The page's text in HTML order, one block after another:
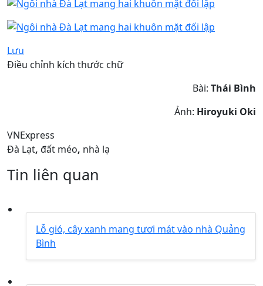
Lưu
Điều chỉnh kích thước chữ
Bài: Thái Bình
Ảnh: Hiroyuki Oki
VNExpress
Đà Lạt, đất méo, nhà lạ
Tin liên quan
Lỗ gió, cây xanh mang tươi mát vào nhà Quảng
Bình